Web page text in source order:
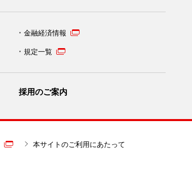
金融経済情報
規定一覧
採用のご案内
本サイトのご利用にあたって